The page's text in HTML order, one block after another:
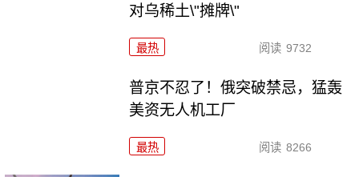
对乌稀土\"摊牌\"
最热 阅读 9732
普京不忍了！俄突破禁忌，猛轰
美资无人机工厂
最热 阅读 8266